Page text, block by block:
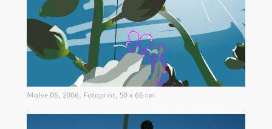
Malve 06, 2006, Fotoprint, 50 x 66 cm